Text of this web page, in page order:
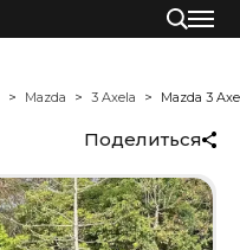
Mazda 3 Axela Mazda 3
Поделиться